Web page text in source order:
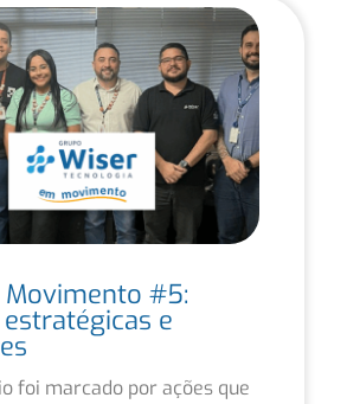
#5:
estratégicas e
foi marcado por ações que